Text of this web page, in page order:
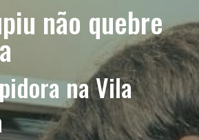
não quebre
na Vila